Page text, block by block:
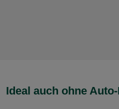
Ideal auch ohne